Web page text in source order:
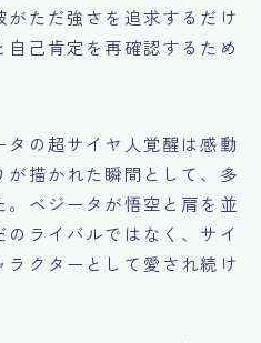
ただ強さを追求するだけ
己肯定を再確認するため
タの超サイヤ人覚醒は感動
描かれた瞬間として、多
。ベジータが悟空と肩を並
ライバルではなく、サイ
クターとして愛され続け